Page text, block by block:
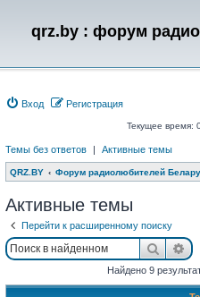
qrz.by : форум
Вход Регистрация
Текущее время:
Темы без ответов | Активные темы
QRZ.BY Форум радиолюбителей
Активные темы
Перейти к расширенному поиску
Поиск
Найдено 9